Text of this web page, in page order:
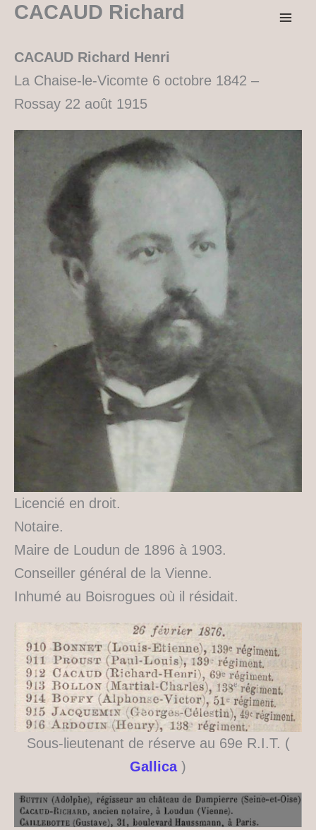
Aller
contenu
CACAUD Richard
CACAUD Richard Henri
La Chaise-le-Vicomte 6 octobre 1842 –
Rossay 22 août 1915
Licencié en droit.
Notaire.
Maire de Loudun de 1896 à 1903.
Conseiller général de la Vienne.
Inhumé au Boisrogues où il résidait.
Sous-lieutenant de réserve au 69e R.I.T. (
Gallica )